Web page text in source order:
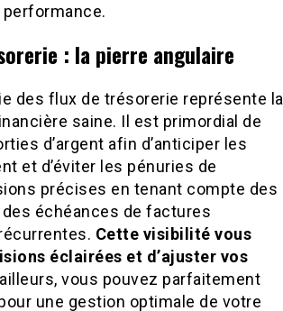
: la pierre angulaire
des flux de trésorerie représente la
saine. Il est primordial de
d’argent afin d’anticiper les
et d’éviter les pénuries de
précises en tenant compte des
échéances de factures
Cette visibilité vous
éclairées et d’ajuster vos
vous pouvez parfaitement
une gestion optimale de votre